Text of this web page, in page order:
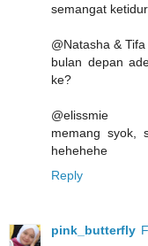
semangat
@Natasha & Tifa
bulan depan
ke?
@elissmie
memang syok,
hehehehe
Reply
pink_butterfly